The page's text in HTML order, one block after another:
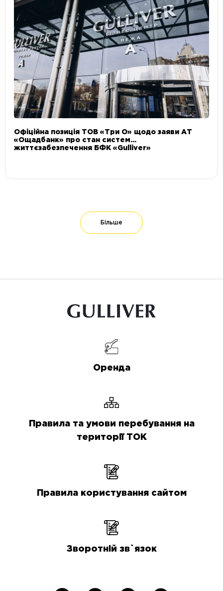
Офіційна позиція ТОВ «Три О» щодо заяви АТ
«Ощадбанк» про стан систем
життєзабезпечення БФК «Gulliver»
Більше
Оренда
Правила та умови перебування на
території ТОК
Правила користування сайтом
Зворотній зв`язок